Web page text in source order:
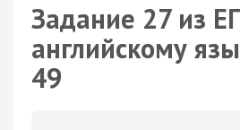
Задание 27 из
английскому
49